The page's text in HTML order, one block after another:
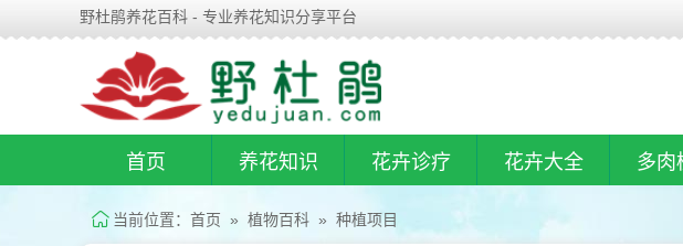
野杜鹃养花百科 - 专业养花知识分享平台
首页 养花知识 花卉诊疗 花卉大全 多肉
当前位置： 首页 » 植物百科 » 种植项目